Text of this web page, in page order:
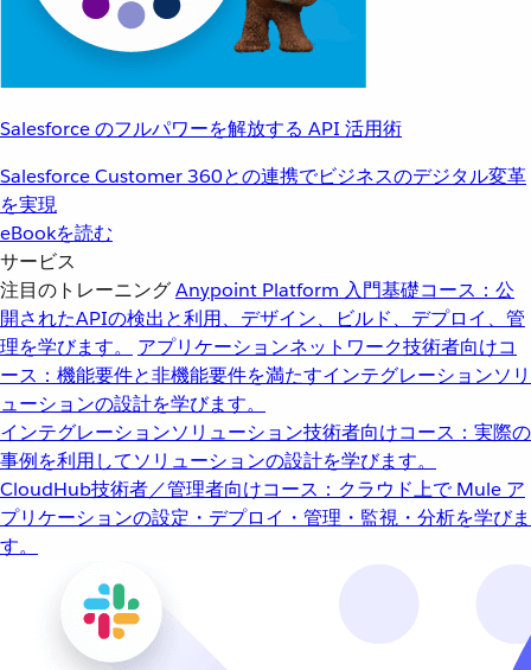
Salesforce のフルパワーを解放する API 活用術
Salesforce Customer 360との連携でビジネスのデジタル変革
を実現
eBookを読む
サービス
注目のトレーニングAnypoint Platform 入門基礎コース：公
開されたAPIの検出と利用、デザイン、ビルド、デプロイ、管
理を学びます。
アプリケーションネットワーク技術者向けコ
ース：機能要件と非機能要件を満たすインテグレーションソリ
ューションの設計を学びます。
インテグレーションソリューション技術者向けコース：実際の
事例を利用してソリューションの設計を学びます。
CloudHub技術者／管理者向けコース：クラウド上で Mule ア
プリケーションの設定・デプロイ・管理・監視・分析を学びま
す。